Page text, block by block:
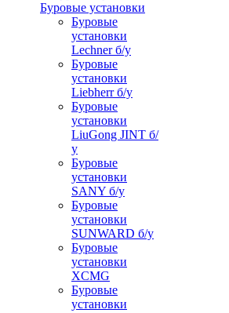
Буровые установки
Буровые
установки
Lechner б/у
Буровые
установки
Liebherr б/у
Буровые
установки
LiuGong JINT б/
у
Буровые
установки
SANY б/у
Буровые
установки
SUNWARD б/у
Буровые
установки
XCMG
Буровые
установки